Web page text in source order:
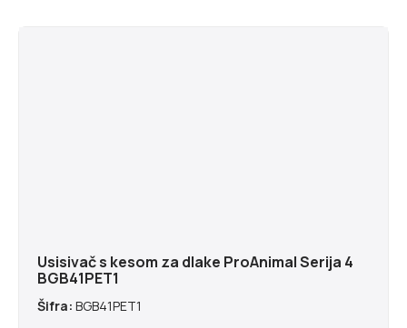
Usisivač s kesom za dlake ProAnimal Serija 4
BGB41PET1
Šifra: BGB41PET1